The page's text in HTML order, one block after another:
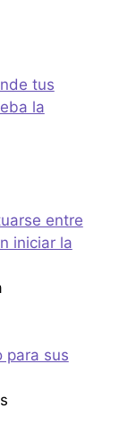
tus
la
entre
iniciar la
para sus